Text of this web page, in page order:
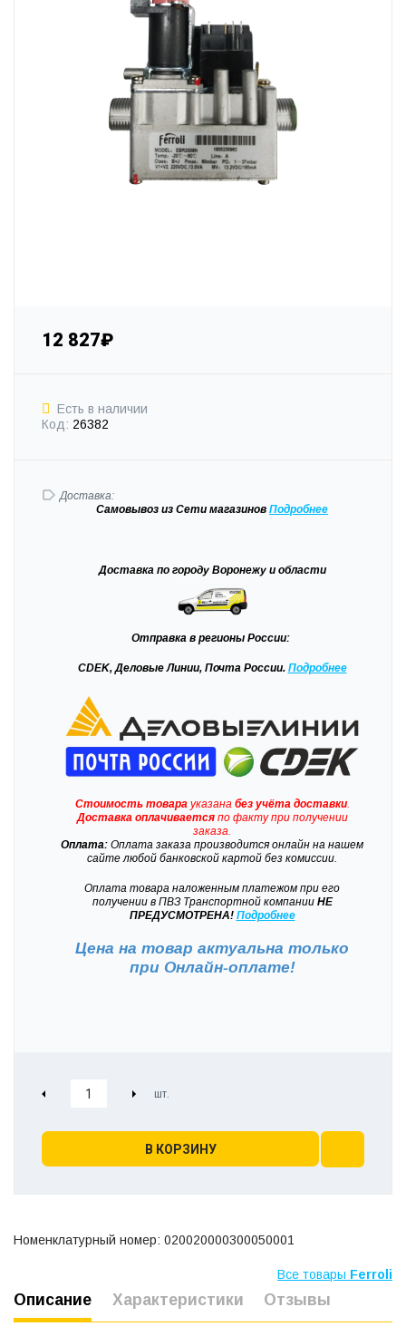
12 827₽
Есть в наличии
Код: 26382
Доставка:
Самовывоз из Сети магазинов Подробнее
Доставка по городу Воронежу и области
Отправка в регионы России:
CDEK, Деловые Линии, Почта России. Подробнее
Стоимость товарауказана без учёта доставки.
Доставкаоплачиваетсяпо факту при получении
заказа.
Оплата: Оплата заказа производится онлайн на нашем
сайте любой банковской картой без комиссии.
Оплата товара наложенным платежом при его
получении в ПВЗ Транспортной компанииНЕ
ПРЕДУСМОТРЕНА! Подробнее
Цена на товар актуальна только
при Онлайн-оплате!
В КОРЗИНУ
Номенклатурный номер: 020020000300050001
Все товары Ferroli
Описание Характеристики Отзывы